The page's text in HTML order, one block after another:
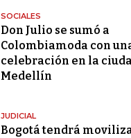
SOCIALES
Don Julio se sumó a
Colombiamoda con
celebración en la
Medellín
JUDICIAL
Bogotá tendrá